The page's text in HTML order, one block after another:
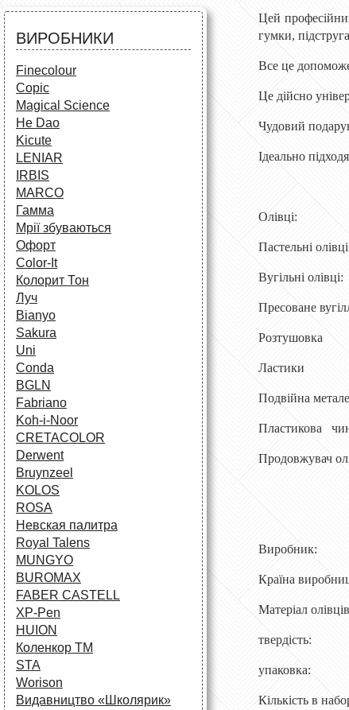
Аксесуари для школярів
ВИРОБНИКИ
Finecolour
Copic
Magical Science
He Dao
Kicute
LENIAR
IRBIS
MARCO
Гамма
Мрії збуваються
Офорт
Сolor-It
Колорит Тон
Луч
Bianyo
Sakura
Uni
Conda
BGLN
Fabriano
Koh-i-Noor
CRETACOLOR
Derwent
Bruynzeel
KOLOS
ROSA
Невская палитра
Royal Talens
MUNGYO
BUROMAX
FABER CASTELL
XP-Pen
HUION
Коленкор ТМ
STA
Worison
Видавництво «Школярик»
Цей
гумки,
Все це допоможе
Це дійсно
Чудовий
Ідеально
Олівці:
Пастельні
Вугільні
Пресоване
Ластики
Подвійна
Пластикова
Продовжувач
Країна
Матеріал
Кількість